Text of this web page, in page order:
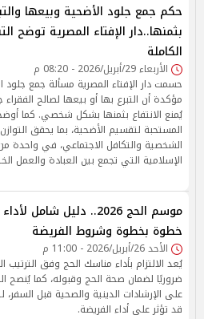
حكم جمع جلود الأضحية وبيعها
بثمنها..دار الإفتاء المصرية توضح
الكاملة
الأربعاء 29/أبريل/2026 - 08:20 م
حسمت دار الإفتاء المصرية مسألة جمع جلود
مؤكدة أن التبرع بها أو بيعها لصالح الفقراء
يُمنع الانتفاع بثمنها بشكل شخصي. كما
المستحبة لتقسيم الأضحية، بما يحقق
الشخصية والتكافل الاجتماعي، في واحدة
الإسلامية التي تجمع بين العبادة والعمل
موسم الحج 2026.. دليل شامل
خطوة بخطوة وشروط الفريضة
الأحد 26/أبريل/2026 - 11:00 م
يُعد الالتزام بأداء مناسك الحج وفق الترتيب
ضروريًا لضمان صحة الحج وقبوله، كما يُنصح
على الإرشادات الدينية والصحية قبل السفر،
قد تؤثر على أداء الفريضة.